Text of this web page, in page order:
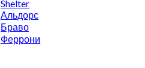
Shelter
Альдорс
Браво
Феррони